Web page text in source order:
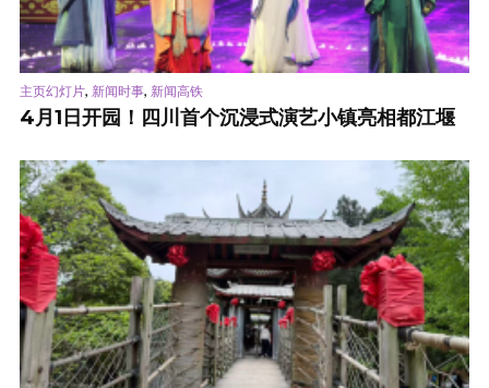
主页幻灯片, 新闻时事, 新闻高铁
4月1日开园！四川首个沉浸式演艺小镇亮相都江堰